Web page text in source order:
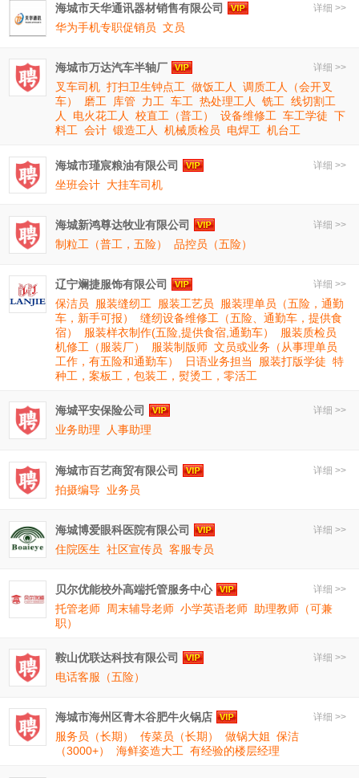
详细 >>
海城市天华通讯器材销售有限公司
华为手机专职促销员 文员
详细 >>
海城市万达汽车半轴厂
叉车司机 打扫卫生钟点工 做饭工人
调质工人（会开叉
车）
磨工 库管 力工 车工 热处理工人 铣工 线切割工
人
电火花工人 校直工（普工） 设备维修工 车工学徒 下
料工 会计 锻造工人 机械质检员 电焊工 机台工
详细 >>
海城市瑾宸粮油有限公司
坐班会计 大挂车司机
详细 >>
海城新鸿尊达牧业有限公司
制粒工（普工，五险）
品控员（五险）
详细 >>
辽宁斓捷服饰有限公司
保洁员
服装缝纫工 服装工艺员
服装理单员（五险，通勤
车，新手可报）
缝纫设备维修工（五险、通勤车，提供食
宿）
服装样衣制作(五险,提供食宿,通勤车）
服装质检员
机修工（服装厂）
服装制版师 文员或业务（从事理单员
工作，有五险和通勤车）
日语业务担当 服装打版学徒 特
种工，案板工，包装工，熨烫工，零活工
详细 >>
海城平安保险公司
业务助理
人事助理
详细 >>
海城市百艺商贸有限公司
拍摄编导
业务员
详细 >>
海城博爱眼科医院有限公司
住院医生 社区宣传员 客服专员
详细 >>
贝尔优能校外高端托管服务中心
托管老师
周末辅导老师 小学英语老师 助理教师（可兼
职）
详细 >>
鞍山优联达科技有限公司
电话客服（五险）
详细 >>
海城市海州区青木谷肥牛火锅店
服务员（长期）
传菜员（长期） 做锅大姐
保洁
（3000+）
海鲜姿造大工 有经验的楼层经理